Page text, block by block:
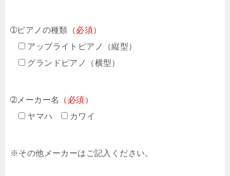
➀ピアノの種類 （必須）
アップライトピアノ（縦型）
グランドピアノ（横型）
➁メーカー名
（必須）
ヤマハ
カワイ
※その他メーカーはご記入ください。